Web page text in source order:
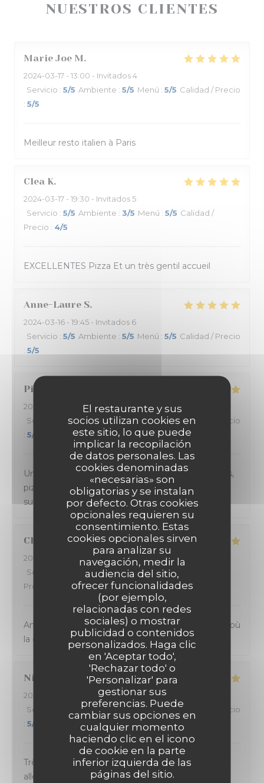
El restaurante y sus
socios utilizan cookies en
este sitio, lo que puede
implicar la recopilación
de datos personales. Las
cookies denominadas
«necesarias» son
obligatorias y se instalan
por defecto. Otras cookies
opcionales requieren su
consentimiento. Estas
cookies opcionales sirven
para analizar su
navegación, medir la
audiencia del sitio,
ofrecer funcionalidades
(por ejemplo,
relacionadas con redes
sociales) o mostrar
publicidad o contenidos
personalizados. Haga clic
en 'Aceptar todo',
'Rechazar todo' o
'Personalizar' para
gestionar sus
preferencias. Puede
cambiar sus opciones en
cualquier momento
haciendo clic en el icono
de cookie en la parte
inferior izquierda de las
páginas del sitio.
NUESTROS CLIENTES
Marie Joe M
2024-03-17 - 13:00 - Invitados 4
Servicio : 5/5 Ambiente : 5/5 Menú : 5/5 Calidad / Precio
: 5/5
Meilleur resto italien à Paris
Clea K
2024-03-17 - 19:30 - Invitados 5
Servicio : 5/5 Ambiente : 3/5 Menú : 5/5 Calidad /
Precio : 4/5
EXCELLENTES Pizza Et un très gentil accueil
Anne-Laure S
2024-03-16 - 19:45 - Invitados 6
Servicio : 5/5 Ambiente : 5/5 Menú : 5/5 Calidad / Precio
: 5/5
Pierre
2024-03-15
- 21:30 - Invitados 4
Servicio
/5 Ambiente :5/5 Menú:5/5
Calidad / Precio
: 5/5
Un accueil et un service au TOP. Les plats (entrées,
pizza au feu de bois et dessert) sont toujours
succulents.
Charlène V
2024-03-13
- 21:00 - Invitados 2
Servicio
Ambiente: 4/5 Menú:5/5
Precio
Ambiance et service sympathique dans ce bistrot où
la cuisine sicilienne est goûteuse et joyeuse.
Nicolas
2024-03-14
- 20:45 - Invitados 4
Servicio
Ambiente: 5/5 Menú: 5/5 Calidad / Precio
: 5/5
Très bonne soirée passée à La Massara ! Carte
alléchante, service sympa et rapide. Les pizzas